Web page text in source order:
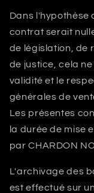
Dans l'hypothèse
contrat serait
de législation, de
de justice, cela
validité et le
générales de
Les présentes
la durée de mise
parCHARDON
L'archivage des
est effectué sur